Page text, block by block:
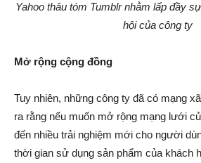
Yahoo thâu tóm Tumblr nhằm lấp đầy
hội của công ty
Mở rộng cộng đồng
Tuy nhiên, những công ty đã có mạng
ra rằng nếu muốn mở rộng mạng lưới
đến nhiều trải nghiệm mới cho người
thời gian sử dụng sản phẩm của khách